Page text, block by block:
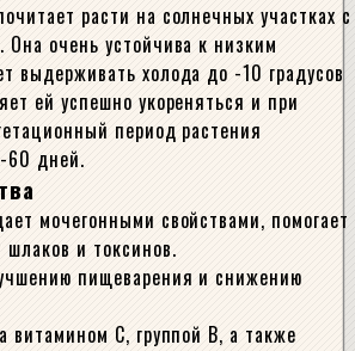
расти на солнечных участках с
Она очень устойчива к низким
выдерживать холода до -10 градусов
ей успешно укореняться и при
период растения
60 дней.
мочегонными свойствами, помогает
и токсинов.
пищеварения и снижению
витамином С, группой B, а также